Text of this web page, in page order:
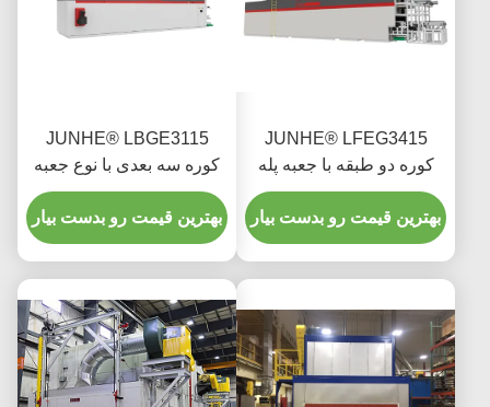
JUNHE® LFEG3415
کوره دو طبقه با جعبه پله
بهترین قیمت رو بدست بیار
JUNHE® LBGE3115
کوره سه بعدی با نوع جعبه
قدم
بهترین قیمت رو بدست بیار